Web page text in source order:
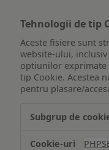
Tehnologii de tip
Aceste fisiere sunt
website-ului,
optiunilor exprimate
tip Cookie. Acestea
pentru plasare/
de